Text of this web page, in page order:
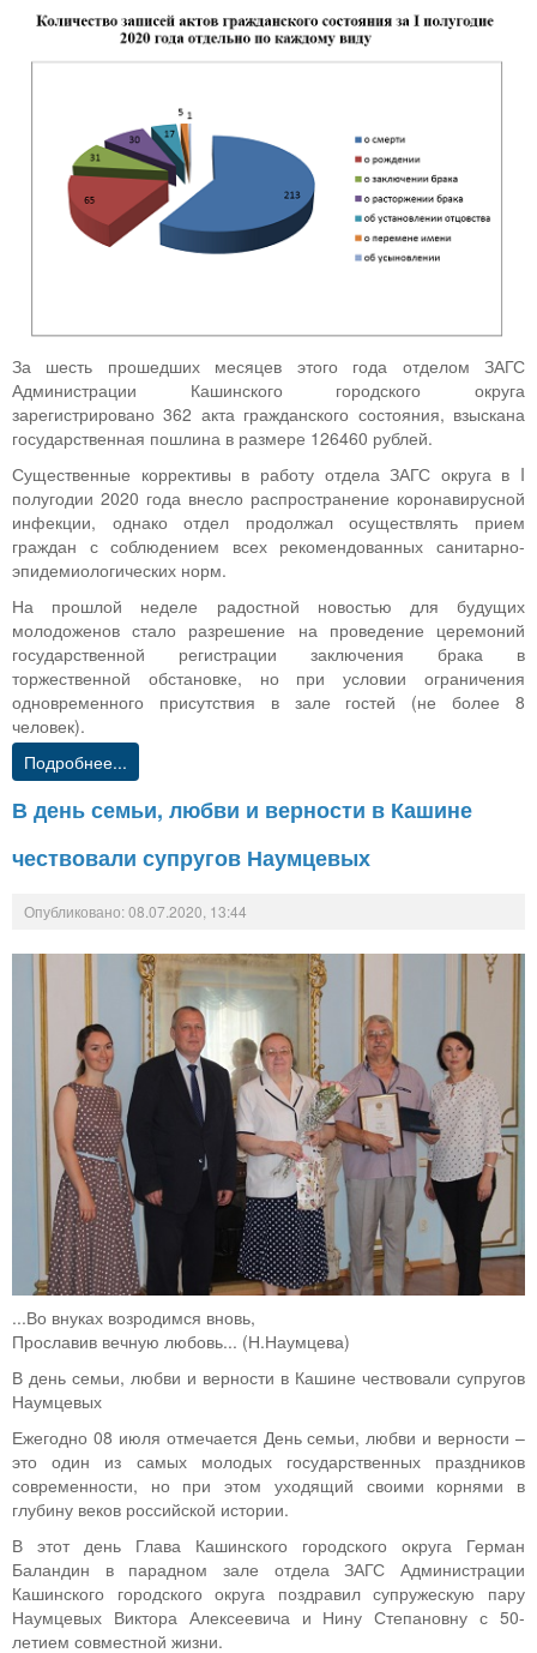
За шесть прошедших месяцев этого года отделом ЗАГС
Администрации Кашинского городского округа
зарегистрировано 362 акта гражданского состояния, взыскана
государственная пошлина в размере 126460 рублей.
Существенные коррективы в работу отдела ЗАГС округа в I
полугодии 2020 года внесло распространение коронавирусной
инфекции, однако отдел продолжал осуществлять прием
граждан с соблюдением всех рекомендованных санитарно-
эпидемиологических норм.
На прошлой неделе радостной новостью для будущих
молодоженов стало разрешение на проведение церемоний
государственной регистрации заключения брака в
торжественной обстановке, но при условии ограничения
одновременного присутствия в зале гостей (не более 8
человек).
Подробнее...
В день семьи, любви и верности в Кашине
чествовали супругов Наумцевых
Опубликовано: 08.07.2020, 13:44
...Во внуках возродимся вновь,
Прославив вечную любовь... (Н.Наумцева)
В день семьи, любви и верности в Кашине чествовали супругов
Наумцевых
Ежегодно 08 июля отмечается День семьи, любви и верности –
это один из самых молодых государственных праздников
современности, но при этом уходящий своими корнями в
глубину веков российской истории.
В этот день Глава Кашинского городского округа Герман
Баландин в парадном зале отдела ЗАГС Администрации
Кашинского городского округа поздравил супружескую пару
Наумцевых Виктора Алексеевича и Нину Степановну с 50-
летием совместной жизни.